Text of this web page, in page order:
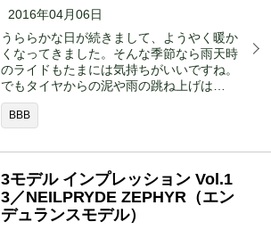
2016年04月06日
うららかな日が続きまして、ようやく暖か
くなってきました。そんな季節なら雨天時
のライドもたまには気持ちがいいですね。
でもタイヤからの泥や雨の跳ね上げは…
BBB
3モデル インプレッション Vol.1
3／NEILPRYDE ZEPHYR（エン
デュランスモデル）